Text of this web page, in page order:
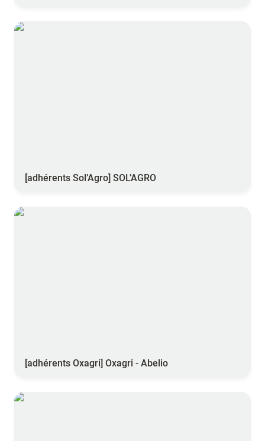
[adhérents Sol’Agro] SOL’AGRO
[adhérents Sol’Agro] SOL’AGRO
[adhérents Oxagri] Oxagri - Abelio
[adhérents Oxagri] Oxagri - Abelio
[adhérents Groupe COC] Groupe COC